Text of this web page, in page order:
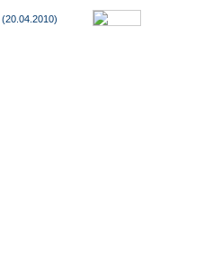
(20.04.2010)